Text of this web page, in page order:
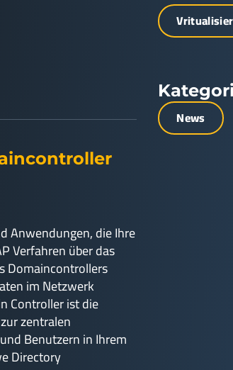
Anwendungen, die Ihre
Verfahren über das
Domaincontrollers
im Netzwerk
Controller ist die
zentralen
Benutzern in Ihrem
Directory
News